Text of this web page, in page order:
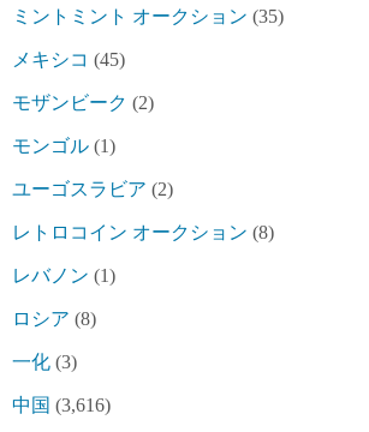
ミントミント オークション (35)
メキシコ (45)
モザンビーク (2)
モンゴル (1)
ユーゴスラビア (2)
レトロコイン オークション (8)
レバノン (1)
ロシア (8)
一化 (3)
中国 (3,616)